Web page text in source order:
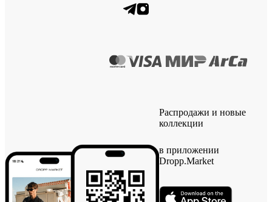
Распродажи и новые
коллекции
в приложении
Dropp.Market